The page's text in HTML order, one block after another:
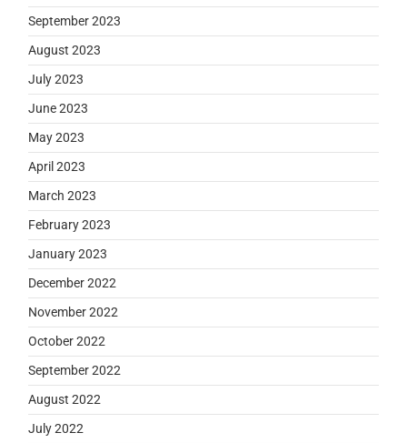
September 2023
August 2023
July 2023
June 2023
May 2023
April 2023
March 2023
February 2023
January 2023
December 2022
November 2022
October 2022
September 2022
August 2022
July 2022